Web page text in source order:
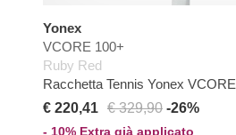
Yonex
VCORE 100+
Ruby Red
Racchetta Tennis Yonex VCORE
€ 220,41 € 329,90 -26%
- 10% Extra già applicato